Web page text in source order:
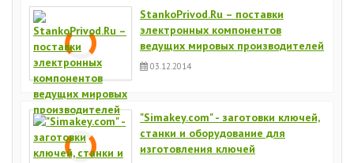
StankoPrivod.Ru – поставки
электронных компонентов
ведущих мировых производителей
03.12.2014
"Simakey.com" - заготовки ключей,
станки и оборудование для
изготовления ключей